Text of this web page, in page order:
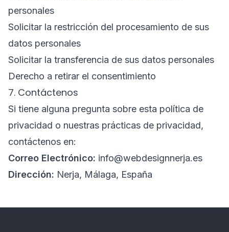
personales
Solicitar la restricción del procesamiento de sus
datos personales
Solicitar la transferencia de sus datos personales
Derecho a retirar el consentimiento
7. Contáctenos
Si tiene alguna pregunta sobre esta política de
privacidad o nuestras prácticas de privacidad,
contáctenos en:
Correo Electrónico: info@webdesignnerja.es
Dirección: Nerja, Málaga, España